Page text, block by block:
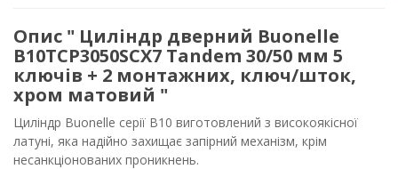
Опис " Циліндр дверний Buonellе
B10TCP3050SCX7 Tandem 30/50 мм 5
ключів + 2 монтажних, ключ/шток,
хром матовий "
Циліндр Buonellе серії B10 виготовлений з високоякісної
латуні, яка надійно захищає запірний механізм, крім
несанкціонованих проникнень.